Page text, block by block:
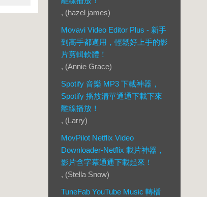
, (hazel james)
Movavi Video Editor Plus - 新手
到高手都適用，輕鬆好上手的影
片剪輯軟體！
, (Annie Grace)
Spotify 音樂 MP3 下載神器，
Spotify 播放清單通通下載下來
離線播放！
, (Larry)
MovPilot Netflix Video
Downloader-Netflix 載片神器，
影片含字幕通通下載起來！
, (Stella Snow)
TuneFab YouTube Music 轉檔